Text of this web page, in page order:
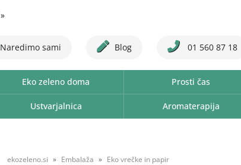
»
Naredimo sami Blog 01 560 87 18
Eko zeleno doma Prosti čas
Ustvarjalnica Aromaterapija
ekozeleno.si Embalaža Eko vrečke in papir